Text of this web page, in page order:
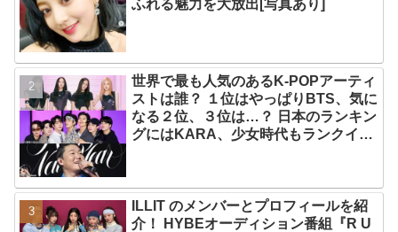
ふれる魅力を大放出[写真あり]
世界で最も人気のあるK-POPアーティ
ストは誰？ １位はやっぱりBTS、気に
なる２位、３位は…？ 日本のランキン
グにはKARA、少女時代もランクイ
ILLIT のメンバーとプロフィールを紹
介！ HYBEオーディション番組『R U